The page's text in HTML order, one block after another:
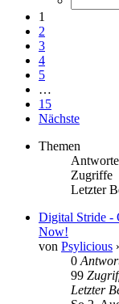
1
2
3
4
5
…
15
Nächste
Themen
Zugriffe
Letzter
Digital Stride -
Now!
von Psylicious
0
99
Letzter